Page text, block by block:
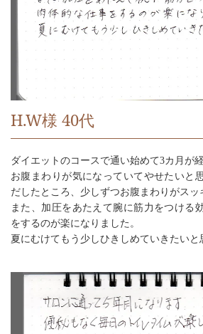
H.W様 40代
ダイエットのコースで通い始めて3カ月が経
お腹まわりが気になっていてやせたいと
だしたところ、少しずつお腹まわりがスッ
また、加圧をあたえて腕に筋力をつける
をするのが楽になりました。
夏にむけてもう少しひきしめていきたいと